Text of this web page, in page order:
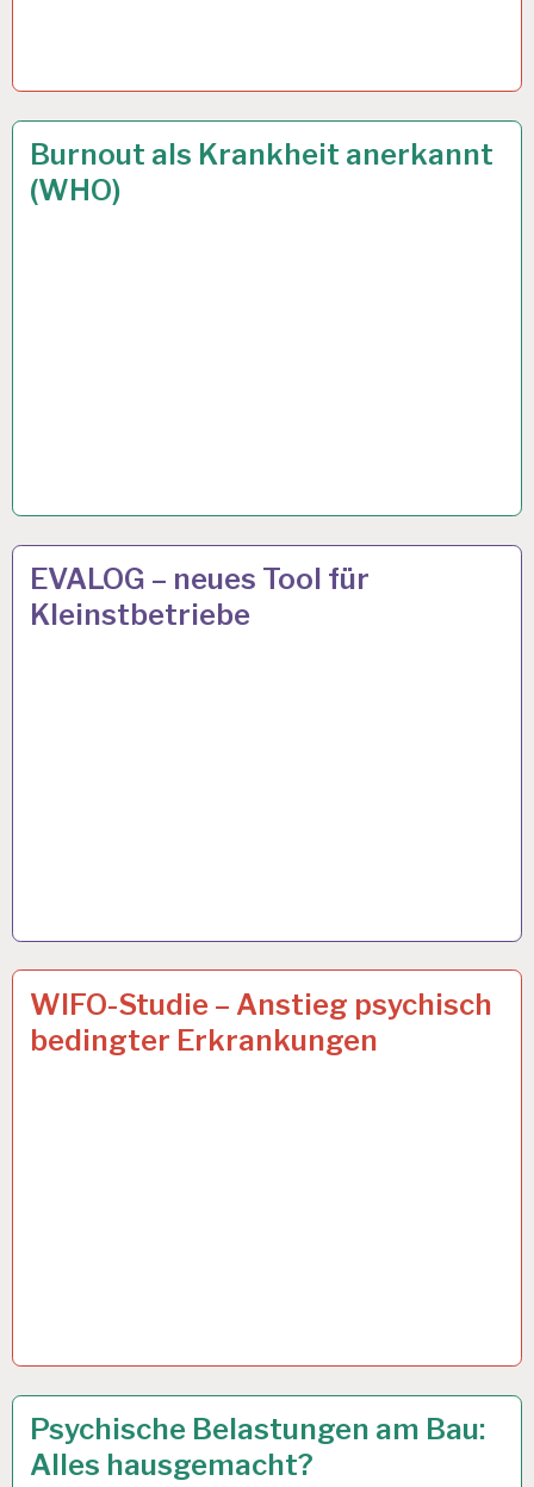
12-
STUNDEN-
ARBEITSTAG…
Burnout als Krankheit anerkannt
(WHO)
27 MAI 2019
ARBEIT
UND
GESUNDHEIT…
EVALOG – neues Tool für
Kleinstbetriebe
15 MÄRZ 2019
ARBEIT
UND
GESUNDHEIT…
WIFO-Studie – Anstieg psychisch
bedingter Erkrankungen
4 FEB. 2019
12-
STUNDEN-
ARBEITSTAG…
Psychische Belastungen am Bau:
Alles hausgemacht?
15 OKT. 2018